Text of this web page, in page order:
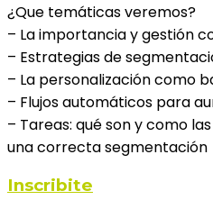
¿Que temáticas veremos?
– La importancia y gestión
– Estrategias de
– La personalización como
– Flujos automáticos para
– Tareas: qué son y como
una correcta segmentación
Inscribite